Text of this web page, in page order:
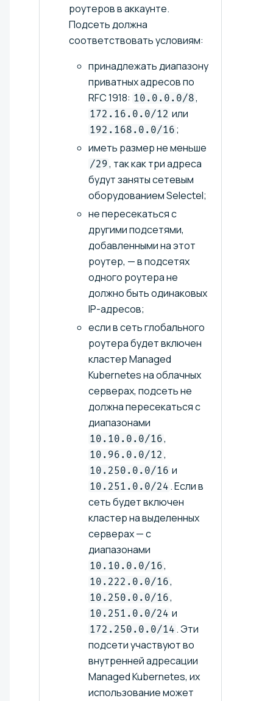
роутеров в аккаунте.
Подсеть должна
соответствовать условиям:
принадлежать диапазону
приватных адресов по
RFC 1918: 10.0.0.0/8,
172.16.0.0/12 или
192.168.0.0/16 ;
иметь размер не меньше
/29, так как три адреса
будут заняты сетевым
оборудованием Selectel;
не пересекаться с
другими подсетями,
добавленными на этот
роутер, — в подсетях
одного роутера не
должно быть одинаковых
IP-адресов;
если в сеть глобального
роутера будет включен
кластер Managed
Kubernetes на облачных
серверах, подсеть не
должна пересекаться с
диапазонами
10.10.0.0/16,
10.96.0.0/12 ,
10.250.0.0/16 и
10.251.0.0/24 . Если в
сеть будет включен
кластер на выделенных
серверах — с
диапазонами
10.10.0.0/16,
10.222.0.0/16,
10.250.0.0/16,
10.251.0.0/24 и
172.250.0.0/14 . Эти
подсети участвуют во
внутренней адресации
Managed Kubernetes, их
использование может